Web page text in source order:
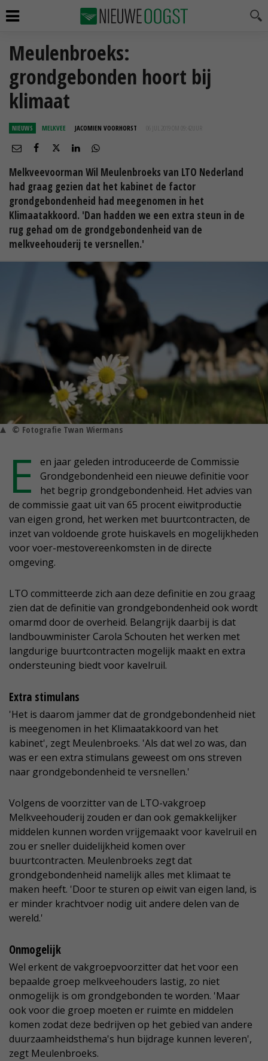
Meulenbroeks:
grondgebonden hoort bij
klimaat
NIEUWS MELKVEE JACOMIEN VOORHORST 06 JUL 2019 OM 09:42
Melkveevoorman Wil Meulenbroeks van LTO Nederland
had graag gezien dat het kabinet de factor
grondgebondenheid had meegenomen in het
Klimaatakkoord. 'Dan hadden we een extra steun in de
rug gehad om de grondgebondenheid van de
melkveehouderij te versnellen.'
© Fotografie Twan Wiermans
E
en jaar geleden introduceerde de Commissie
Grondgebondenheid een nieuwe definitie voor
het begrip grondgebondenheid. Het advies van
de commissie gaat uit van 65 procent eiwitproductie
van eigen grond, het werken met buurtcontracten, de
inzet van voldoende grote huiskavels en mogelijkheden
voor voer-mestovereenkomsten in de directe
omgeving.
LTO committeerde zich aan deze definitie en zou graag
zien dat de definitie van grondgebondenheid ook wordt
omarmd door de overheid. Belangrijk daarbij is dat
landbouwminister Carola Schouten het werken met
langdurige buurtcontracten mogelijk maakt en extra
ondersteuning biedt voor kavelruil.
Extra stimulans
'Het is daarom jammer dat de grondgebondenheid niet
is meegenomen in het Klimaatakkoord van het
kabinet', zegt Meulenbroeks. 'Als dat wel zo was, dan
was er een extra stimulans geweest om ons streven
naar grondgebondenheid te versnellen.'
Volgens de voorzitter van de LTO-vakgroep
Melkveehouderij zouden er dan ook gemakkelijker
middelen kunnen worden vrijgemaakt voor kavelruil en
zou er sneller duidelijkheid komen over
buurtcontracten. Meulenbroeks zegt dat
grondgebondenheid namelijk alles met klimaat te
maken heeft. 'Door te sturen op eiwit van eigen land, is
er minder krachtvoer nodig uit andere delen van de
wereld.'
Onmogelijk
Wel erkent de vakgroepvoorzitter dat het voor een
bepaalde groep melkveehouders lastig, zo niet
onmogelijk is om grondgebonden te worden. 'Maar
ook voor die groep moeten er ruimte en middelen
komen zodat deze bedrijven op het gebied van andere
duurzaamheidsthema's hun bijdrage kunnen leveren',
zegt Meulenbroeks.